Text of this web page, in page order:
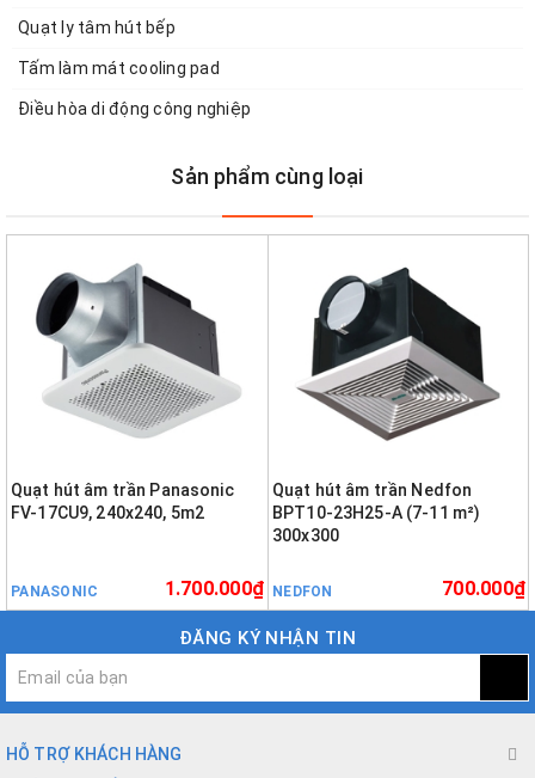
Quạt ly tâm hút bếp
Tấm làm mát cooling pad
Điều hòa di động công nghiệp
Sản phẩm cùng loại
Quạt hút âm trần Panasonic
FV-17CU9, 240x240, 5m2
PANASONIC 1.700.000₫
Quạt hút âm trần Nedfon
BPT10-23H25-A (7-11 m²)
300x300
NEDFON 700.000₫
ĐĂNG KÝ NHẬN TIN
HỖ TRỢ KHÁCH HÀNG